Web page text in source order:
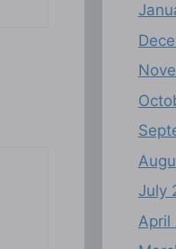
July
April